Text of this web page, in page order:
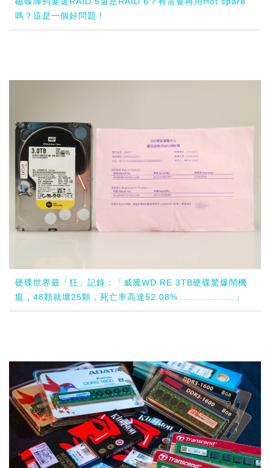
嗎？這是一個好問題！
硬碟世界最「狂」記錄：「威騰WD RE 3TB硬碟驚爆鬧機
瘟，48顆就壞25顆，死亡率高達52.08%...................」